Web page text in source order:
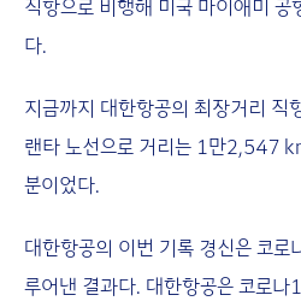
직항으로 비행해 미국 마이애미
다.
지금까지 대한항공의 최장거리 직
랜타 노선으로 거리는 1만2,547
분이었다.
대한항공의 이번 기록 경신은 코
루어낸 결과다. 대한항공은 코로